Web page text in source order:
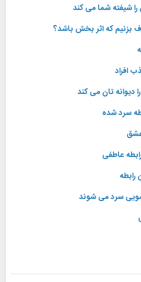
بزنیم که اثر بخش باشد؟
افراد
دیوانه تان می کند
عاطفی
سرد می شوند